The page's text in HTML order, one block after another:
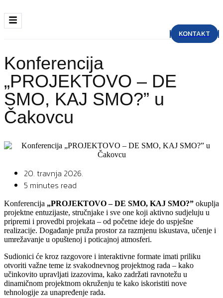
KONTAKT
Konferencija
„PROJEKTOVO – DE
SMO, KAJ SMO?” u
Čakovcu
20. travnja 2026.
5 minutes read
Konferencija „PROJEKTOVO – DE SMO, KAJ SMO?” okuplja
projektne entuzijaste, stručnjake i sve one koji aktivno sudjeluju u
pripremi i provedbi projekata – od početne ideje do uspješne
realizacije. Događanje pruža prostor za razmjenu iskustava, učenje i
umrežavanje u opuštenoj i poticajnoj atmosferi.
Sudionici će kroz razgovore i interaktivne formate imati priliku
otvoriti važne teme iz svakodnevnog projektnog rada – kako
učinkovito upravljati izazovima, kako zadržati ravnotežu u
dinamičnom projektnom okruženju te kako iskoristiti nove
tehnologije za unapređenje rada.